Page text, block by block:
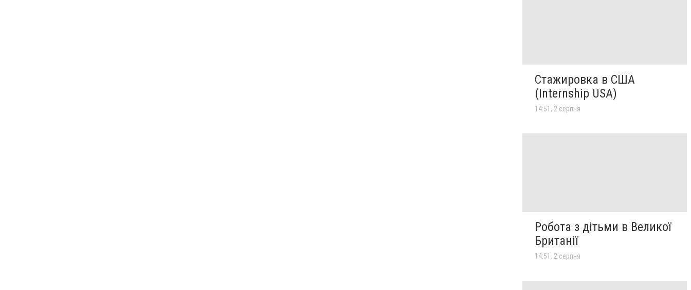
Стажировка в США
(Internship USA)
14:51, 2 серпня
Робота з дітьми в Великої
Британії
14:51, 2 серпня